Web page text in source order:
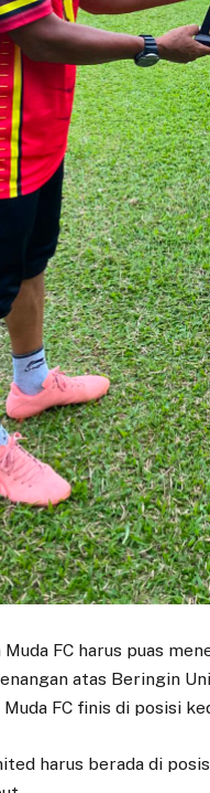
FC harus puas
atas Beringin
FC finis di posisi
harus berada di